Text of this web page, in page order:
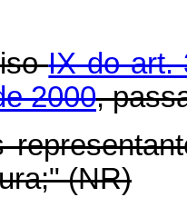
IX do art.
2000,
(NR)